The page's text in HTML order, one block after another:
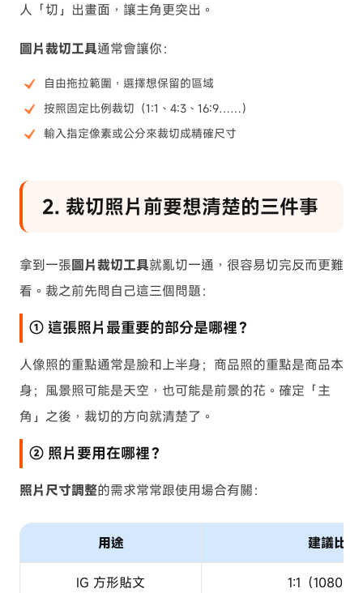
人「切」出畫面，讓主角更突出。
圖片裁切工具通常會讓你：
自由拖拉範圍，選擇想保留的區域
按照固定比例裁切（1:1、4:3、16:9……）
輸入指定像素或公分來裁切成精確尺寸
2. 裁切照片前要想清楚的三件事
拿到一張圖片裁切工具就亂切一通，很容易切完反而更難
看。裁之前先問自己這三個問題：
① 這張照片最重要的部分是哪裡？
人像照的重點通常是臉和上半身；商品照的重點是商品本
身；風景照可能是天空，也可能是前景的花。確定「主
角」之後，裁切的方向就清楚了。
② 照片要用在哪裡？
照片尺寸調整的需求常常跟使用場合有關：
用途 建議比
IG 方形貼文 1:1（1080 ×